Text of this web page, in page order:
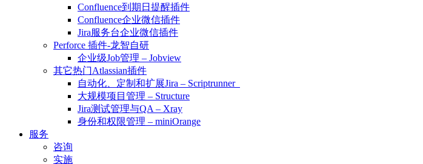
Confluence到期日提醒插件
Confluence企业微信插件
Jira服务台企业微信插件
Perforce 插件-龙智自研
企业级Job管理 – Jobview
其它热门Atlassian插件
自动化、定制和扩展Jira – Scriptrunner
大规模项目管理 – Structure
Jira测试管理与QA – Xray
身份和权限管理 – miniOrange
服务
咨询
实施